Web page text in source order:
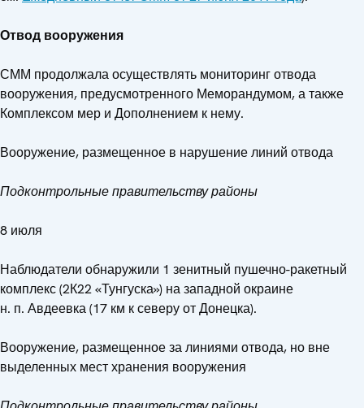
Отвод вооружения
СММ продолжала осуществлять мониторинг отвода
вооружения, предусмотренного Меморандумом, а также
Комплексом мер и Дополнением к нему.
Вооружение, размещенное в нарушение линий отвода
Подконтрольные правительству районы
8 июля
Наблюдатели обнаружили 1 зенитный пушечно-ракетный
комплекс (2К22 «Тунгуска») на западной окраине
н. п. Авдеевка (17 км к северу от Донецка).
Вооружение, размещенное за линиями отвода, но вне
выделенных мест хранения вооружения